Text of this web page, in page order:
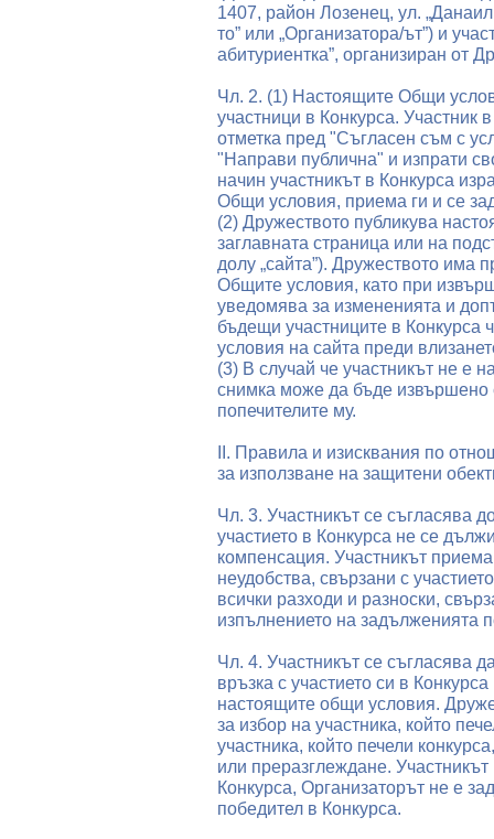
1407, район Лозенец, ул.
то” или „Организатора/ът”) и
абитуриентка”, организиран от
Чл. 2. (1) Настоящите Общи
участници в Конкурса. Участник
отметка пред "Съгласен съм с
"Направи публична" и изпрати
начин участникът в Конкурса
Общи условия, приема ги и се
(2) Дружеството публикува
заглавната страница или на
долу „сайта”). Дружеството има
Общите условия, като при
уведомява за измененията и
бъдещи участниците в Конкурса
условия на сайта преди
(3) В случай че участникът не е
снимка може да бъде извършено
попечителите му.
II. Правила и изисквания по
за използване на защитени
Чл. 3. Участникът се съгласява
участието в Конкурса не се
компенсация. Участникът
неудобства, свързани с
всички разходи и разноски,
изпълнението на задълженията
Чл. 4. Участникът се съгласява
връзка с участието си в
настоящите общи условия.
за избор на участника, който
участника, който печели
или преразглеждане.
Конкурса, Организаторът не е
победител в Конкурса.